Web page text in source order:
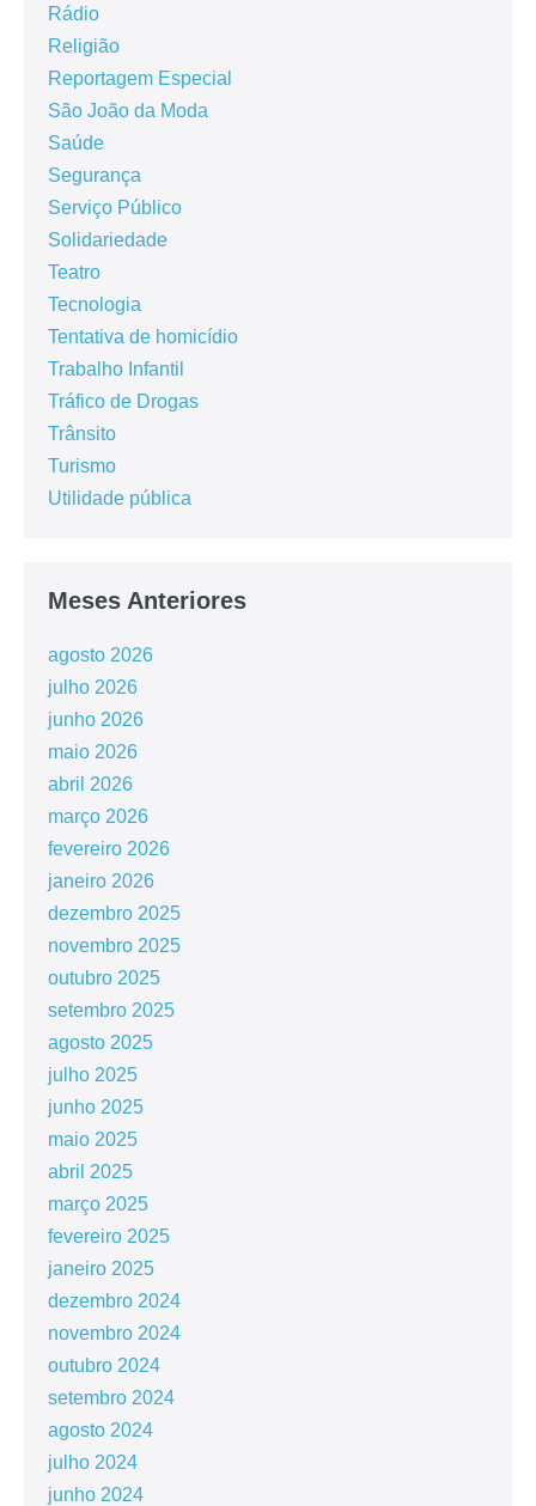
Rádio
Religião
Reportagem Especial
São João da Moda
Saúde
Segurança
Serviço Público
Solidariedade
Teatro
Tecnologia
Tentativa de homicídio
Trabalho Infantil
Tráfico de Drogas
Trânsito
Turismo
Utilidade pública
Meses Anteriores
agosto 2026
julho 2026
junho 2026
maio 2026
abril 2026
março 2026
fevereiro 2026
janeiro 2026
dezembro 2025
novembro 2025
outubro 2025
setembro 2025
agosto 2025
julho 2025
junho 2025
maio 2025
abril 2025
março 2025
fevereiro 2025
janeiro 2025
dezembro 2024
novembro 2024
outubro 2024
setembro 2024
agosto 2024
julho 2024
junho 2024